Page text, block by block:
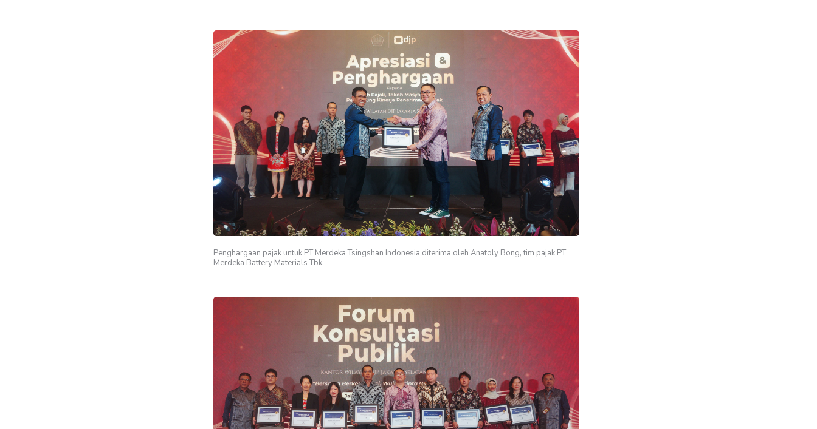
Penghargaan pajak untuk PT Merdeka Tsingshan Indonesia diterima oleh Anatoly Bong, tim pajak PT
Merdeka Battery Materials Tbk.